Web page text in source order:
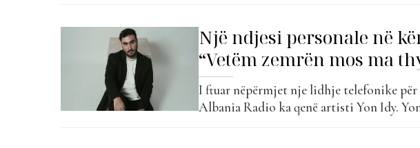
thjeshtësinë dhe...
Një ndjesi personale në
“Vetëm zemrën mos ma
I ftuar nëpërmjet nje lidhje telefonike për
Albania Radio ka qenë artisti Yon Idy.